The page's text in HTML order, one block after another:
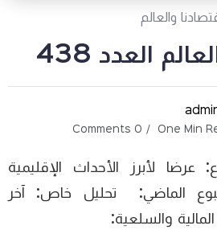
والعالم
العدد 438
One Min
0 Comments
لأبرز الأحداث الإقليمية
الماضي: تحليل خاص: آخر
والسلعية: